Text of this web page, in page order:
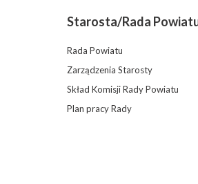
Starosta/Rada
Rada Powiatu
Zarządzenia Starosty
Skład Komisji Rady Powiatu
Plan pracy Rady